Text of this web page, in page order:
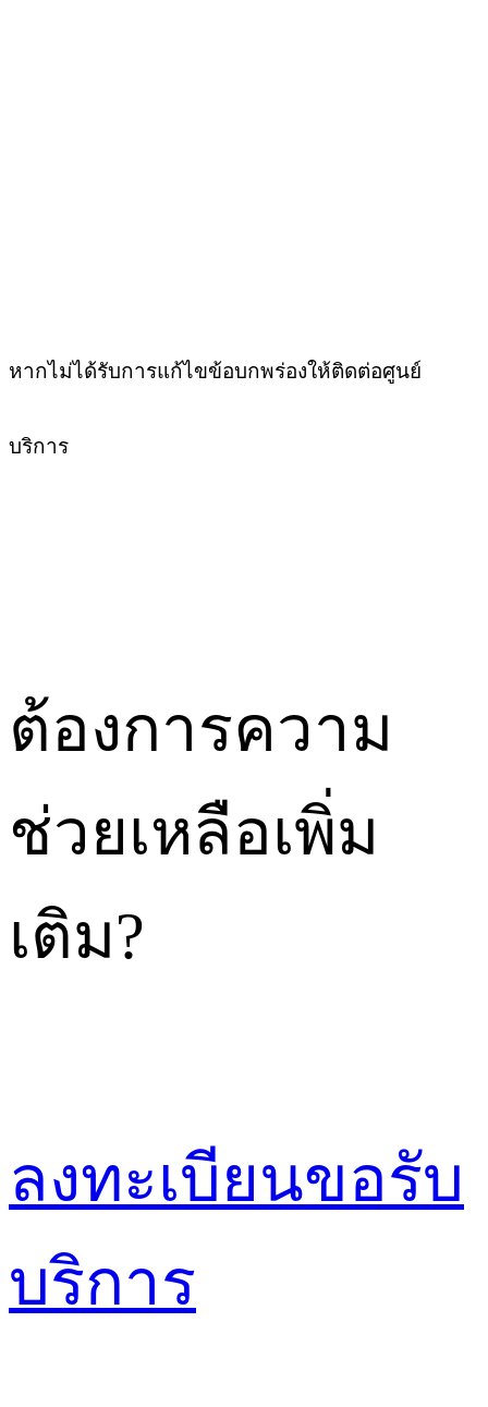
หากไม่ได้รับการแก้ไขข้อบกพร่องให้ติดต่อศูนย์
บริการ
ต้องการความ
ช่วยเหลือเพิ่ม
เติม?
ลงทะเบียนขอรับ
บริการ